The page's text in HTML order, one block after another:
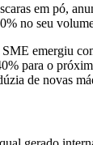
em pó,
no seu
emergiu
para o
de novas